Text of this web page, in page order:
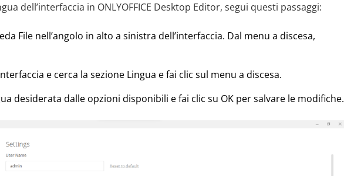
dell’interfaccia in ONLYOFFICE Desktop Editor, segui questi passaggi:
File nell’angolo in alto a sinistra dell’interfaccia. Dal menu a discesa,
e cerca la sezione Lingua e fai clic sul menu a discesa.
desiderata dalle opzioni disponibili e fai clic su OK per salvare le modifiche.